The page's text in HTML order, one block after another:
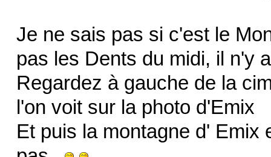
Je ne sais pas si c'est le
pas les Dents du midi, il n'y
Regardez à gauche de la
l'on voit sur la photo d'Emix
Et puis la montagne d' Emix